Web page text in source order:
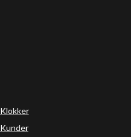
Klokker
Kunder